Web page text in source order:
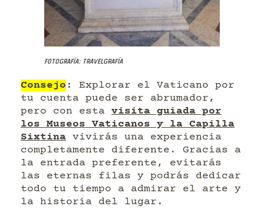
Fotografía: Travelgrafía
Consejo : Explorar el Vaticano por
tu cuenta puede ser abrumador,
pero con esta visita guiada por
los Museos Vaticanos y la Capilla
Sixtina vivirás una experiencia
completamente diferente. Gracias a
la entrada preferente, evitarás
las eternas filas y podrás dedicar
todo tu tiempo a admirar el arte y
la historia del lugar.